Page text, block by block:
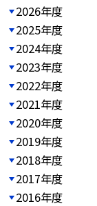
2026年度
2025年度
2024年度
2023年度
2022年度
2021年度
2020年度
2019年度
2018年度
2017年度
2016年度